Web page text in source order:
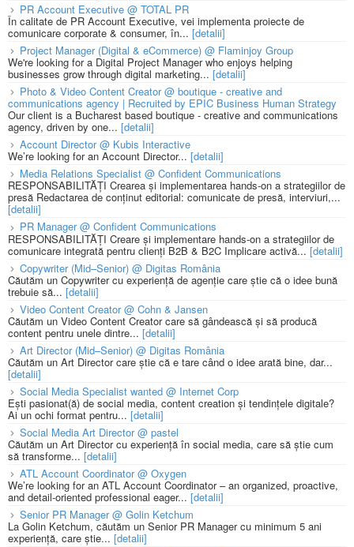
PR Account Executive @ TOTAL PR
În calitate de PR Account Executive, vei implementa proiecte de
comunicare corporate & consumer, în... [detalii]
Project Manager (Digital & eCommerce) @ Flaminjoy Group
We're looking for a Digital Project Manager who enjoys helping
businesses grow through digital marketing... [detalii]
Photo & Video Content Creator @ boutique - creative and
communications agency | Recruited by EPIC Business Human Strategy
Our client is a Bucharest based boutique - creative and communications
agency, driven by one... [detalii]
Account Director @ Kubis Interactive
We’re looking for an Account Director... [detalii]
Media Relations Specialist @ Confident Communications
RESPONSABILITĂȚI Crearea și implementarea hands-on a strategiilor de
presă Redactarea de conținut editorial: comunicate de presă, interviuri,...
[detalii]
PR Manager @ Confident Communications
RESPONSABILITĂȚI Creare și implementare hands-on a strategiilor de
comunicare integrată pentru clienți B2B & B2C Implicare activă... [detalii]
Copywriter (Mid–Senior) @ Digitas România
Căutăm un Copywriter cu experiență de agenție care știe că o idee bună
trebuie să... [detalii]
Video Content Creator @ Cohn & Jansen
Căutăm un Video Content Creator care să gândească și să producă
content pentru unele dintre... [detalii]
Art Director (Mid–Senior) @ Digitas România
Căutăm un Art Director care știe că e tare când o idee arată bine, dar...
[detalii]
Social Media Specialist wanted @ Internet Corp
Ești pasionat(ă) de social media, content creation și tendințele digitale?
Ai un ochi format pentru... [detalii]
Social Media Art Director @ pastel
Căutăm un Art Director cu experiență în social media, care să știe cum
să transforme... [detalii]
ATL Account Coordinator @ Oxygen
We’re looking for an ATL Account Coordinator – an organized, proactive,
and detail-oriented professional eager... [detalii]
Senior PR Manager @ Golin Ketchum
La Golin Ketchum, căutăm un Senior PR Manager cu minimum 5 ani
experiență, care știe... [detalii]